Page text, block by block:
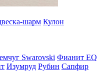
шарм Кулон
Swarovski Фианит EQ
Изумруд Рубин Сапфир